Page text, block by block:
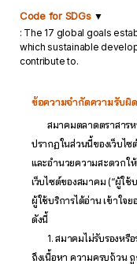
Code for SDGs ▼
: The 17 global goals
which sustainable
contribute to.
ข้อความจำกัดความรับผิด
สมาคมตลาดตราสาร
ปรากฏในส่วนนี้ของเว็บไ
และอำนวยความสะดวกใ
เว็บไซต์ของสมาคม (“ผู้ใช้
ผู้ใช้บริการได้อ่าน เข้าใ
ดังนี้
1. สมาคมไม่รับรองหรื
ถึงเนื้อหา ความครบถ้วน